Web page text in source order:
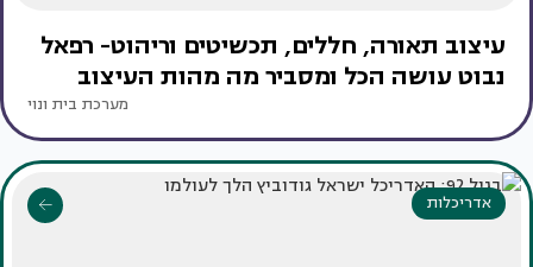
עיצוב תאורה, חללים, תכשיטים וריהוט- רפאל
נבוט עושה הכל ומסביר מה מהות העיצוב
מערכת בית ונוי
אדריכלות